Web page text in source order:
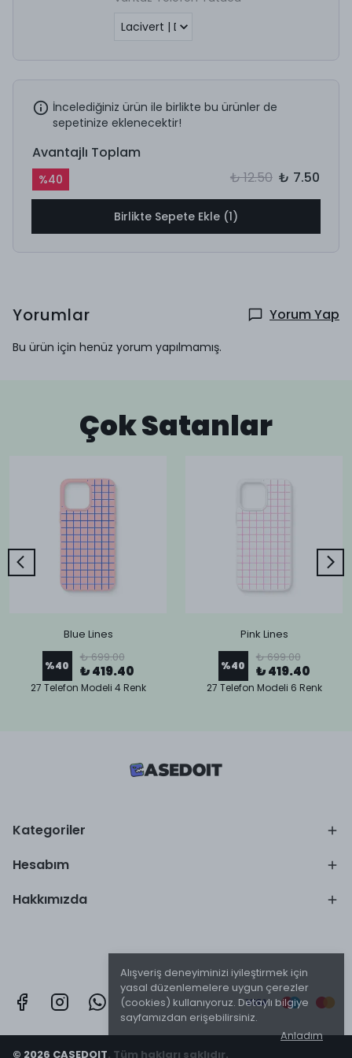
Alışveriş deneyiminizi iyileştirmek için
yasal düzenlemelere uygun çerezler
(cookies) kullanıyoruz. Detaylı bilgiye
sayfamızdan erişebilirsiniz.
Anladım
İncelediğiniz ürün ile birlikte bu ürünler de
sepetinize eklenecektir!
Avantajlı Toplam
%40 ₺ 12.50 ₺ 7.50
Birlikte Sepete Ekle (1)
Yorumlar Yorum Yap
Bu ürün için henüz yorum yapılmamış.
Çok Satanlar
Blue Lines
%40
₺ 699.00
₺ 419.40
27 Telefon Modeli 4 Renk
Pink Lines
%40
₺ 699.00
₺ 419.40
27 Telefon Modeli 6 Renk
Kategoriler
Hesabım
Hakkımızda
© 2026 CASEDOIT. Tüm hakları saklıdır.